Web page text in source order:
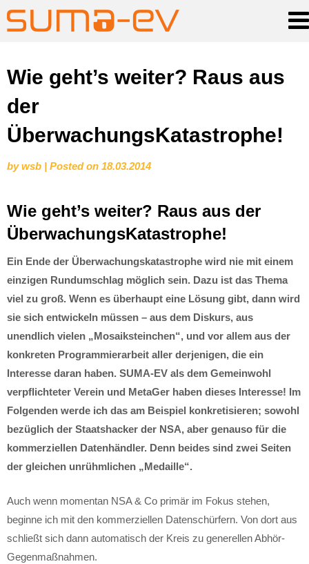
Skip
content
Wie geht’s weiter? Raus aus
der
ÜberwachungsKatastrophe!
bywsb | Posted on 18.03.2014
Wie geht’s weiter? Raus aus der
ÜberwachungsKatastrophe!
Ein Ende der Überwachungskatastrophe wird nie mit einem
einzigen Rundumschlag möglich sein. Dazu ist das Thema
viel zu groß. Wenn es überhaupt eine Lösung gibt, dann wird
sie sich entwickeln müssen – aus dem Diskurs, aus
unendlich vielen „Mosaiksteinchen“, und vor allem aus der
konkreten Programmierarbeit aller derjenigen, die ein
Interesse daran haben. SUMA-EV als dem Gemeinwohl
verpflichteter Verein und MetaGer haben dieses Interesse! Im
Folgenden werde ich das am Beispiel konkretisieren; sowohl
bezüglich der Staatshacker der NSA, aber genauso für die
kommerziellen Datenhändler. Denn beides sind zwei Seiten
der gleichen unrühmlichen „Medaille“.
Auch wenn momentan NSA & Co primär im Fokus stehen,
beginne ich mit den kommerziellen Datenschürfern. Von dort aus
schließt sich dann automatisch der Kreis zu generellen Abhör-
Gegenmaßnahmen.